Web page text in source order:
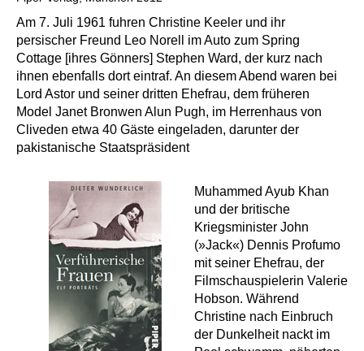
Am 7. Juli 1961 fuhren Christine Keeler und ihr
persischer Freund Leo Norell im Auto zum Spring
Cottage [ihres Gönners] Stephen Ward, der kurz nach
ihnen ebenfalls dort eintraf. An diesem Abend waren bei
Lord Astor und seiner dritten Ehefrau, dem früheren
Model Janet Bronwen Alun Pugh, im Herrenhaus von
Cliveden etwa 40 Gäste eingeladen, darunter der
pakistanische Staatspräsident
Muhammed Ayub Khan
und der britische
Kriegsminister John
(»Jack«) Dennis Profumo
mit seiner Ehefrau, der
Filmschauspielerin Valerie
Hobson. Während
Christine nach Einbruch
der Dunkelheit nackt im